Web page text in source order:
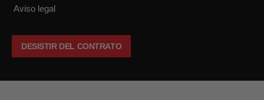
Aviso legal
DESISTIR DEL CONTRATO